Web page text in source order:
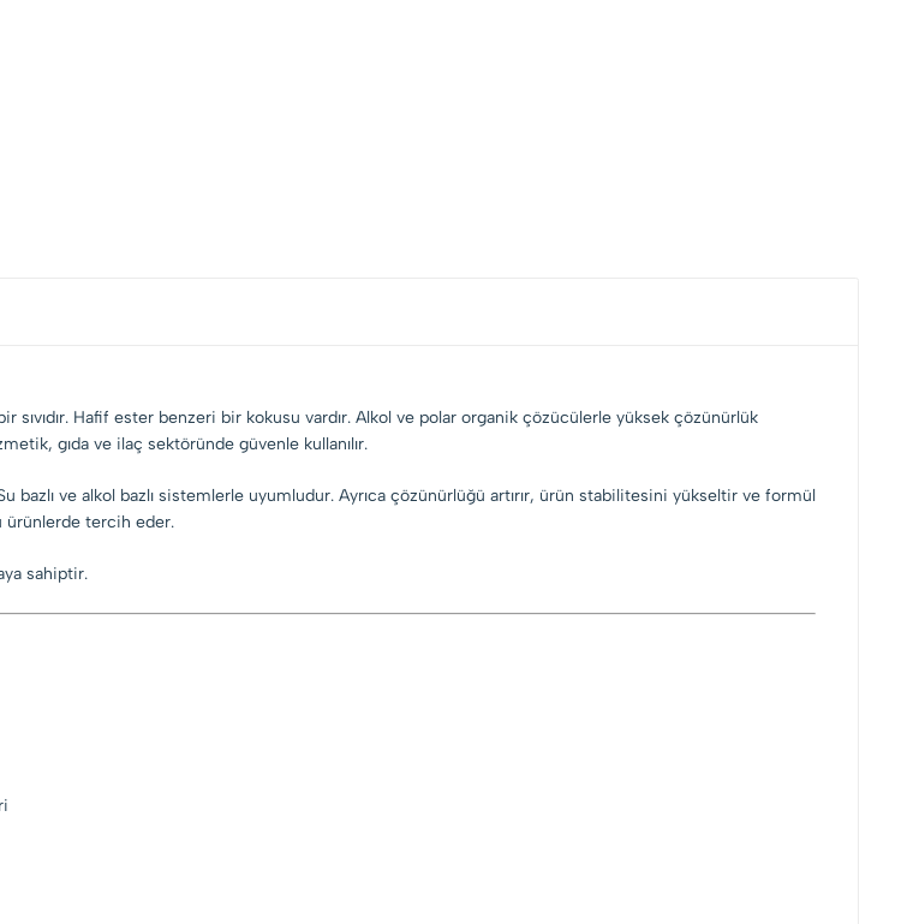
Hafif ester benzeri bir kokusu vardır. Alkol ve polar organik çözücülerle yüksek çözünürlük
gıda ve ilaç sektöründe güvenle kullanılır.
bazlı ve alkol bazlı sistemlerle uyumludur. Ayrıca çözünürlüğü artırır, ürün stabilitesini yükseltir ve formül
ürünlerde tercih eder.
sahiptir.